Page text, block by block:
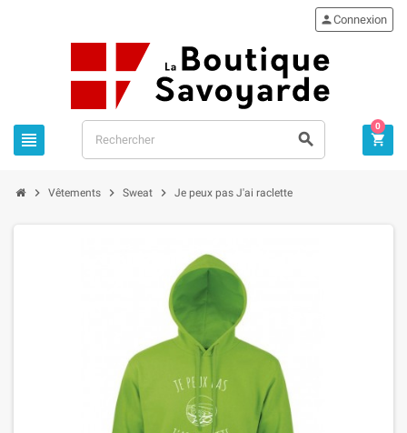
 
Connexion

0
 Vêtements  Sweat  Je peux pas J'ai raclette